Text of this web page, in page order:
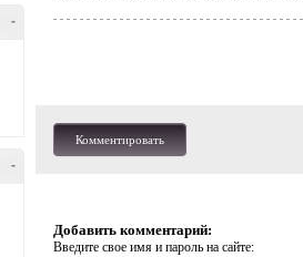
-
-
Комментировать
Добавить комментарий:
Введите свое имя и пароль на сайте: